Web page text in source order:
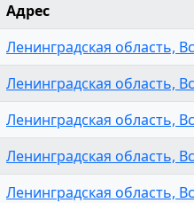
Адрес
Ленинградская область,
Ленинградская область,
Ленинградская область,
Ленинградская область,
Ленинградская область,